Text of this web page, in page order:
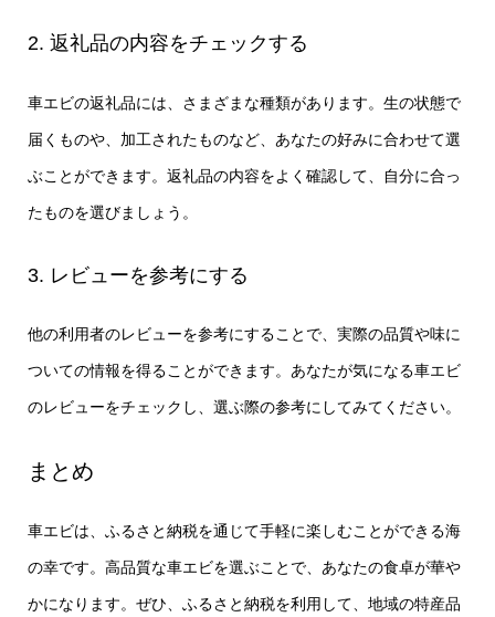
2. 返礼品の内容をチェックする
車エビの返礼品には、さまざまな種類があります。生の状態で
届くものや、加工されたものなど、あなたの好みに合わせて選
ぶことができます。返礼品の内容をよく確認して、自分に合っ
たものを選びましょう。
3. レビューを参考にする
他の利用者のレビューを参考にすることで、実際の品質や味に
ついての情報を得ることができます。あなたが気になる車エビ
のレビューをチェックし、選ぶ際の参考にしてみてください。
まとめ
車エビは、ふるさと納税を通じて手軽に楽しむことができる海
の幸です。高品質な車エビを選ぶことで、あなたの食卓が華や
かになります。ぜひ、ふるさと納税を利用して、地域の特産品